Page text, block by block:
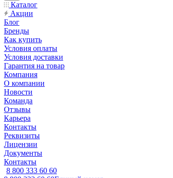
Каталог
Акции
Блог
Бренды
Как купить
Условия оплаты
Условия доставки
Гарантия на товар
Компания
О компании
Новости
Команда
Отзывы
Карьера
Контакты
Реквизиты
Лицензии
Документы
Контакты
8 800 333 60 60